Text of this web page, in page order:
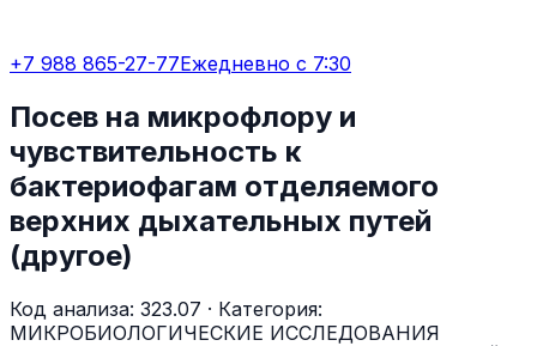
+7 988 865-27-77Ежедневно с 7:30
Посев на микрофлору и
чувствительность к
бактериофагам отделяемого
верхних дыхательных путей
(другое)
Код анализа: 323.07 · Категория:
МИКРОБИОЛОГИЧЕСКИЕ ИССЛЕДОВАНИЯ